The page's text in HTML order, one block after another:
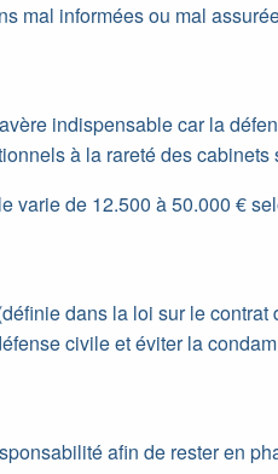
mal informées ou mal
indispensable car la
à la rareté des cabinets
varie de 12.500 à 50.000 €
dans la loi sur le contrat
civile et éviter la
afin de rester en